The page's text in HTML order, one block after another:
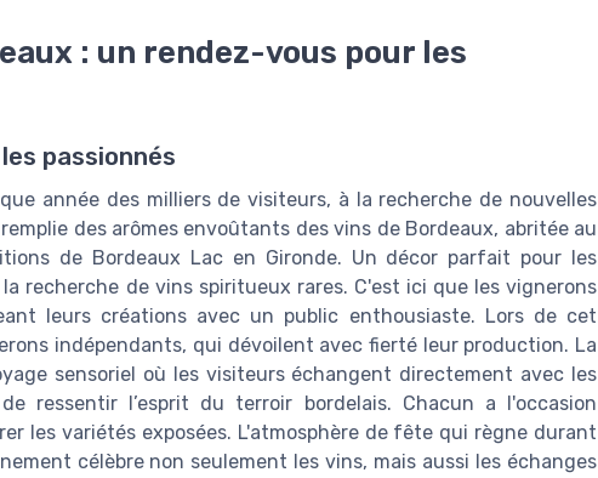
: un rendez-vous pour les
passionnés
année des milliers de visiteurs, à la recherche de nouvelles
des arômes envoûtants des vins de Bordeaux, abritée au
de Bordeaux Lac en Gironde. Un décor parfait pour les
recherche de vins spiritueux rares. C'est ici que les vignerons
leurs créations avec un public enthousiaste. Lors de cet
indépendants, qui dévoilent avec fierté leur production. La
sensoriel où les visiteurs échangent directement avec les
ressentir l’esprit du terroir bordelais. Chacun a l'occasion
les variétés exposées. L'atmosphère de fête qui règne durant
célèbre non seulement les vins, mais aussi les échanges